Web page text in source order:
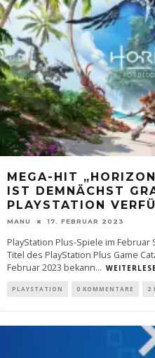
MEGA-HIT
IST DEMNÄCHST
PLAYSTATION
MANU 17. FEBRUAR 2023
PlayStation Plus-Spiele im
Titel des PlayStation Plus Game
Februar 2023 bekann...
PLAYSTATION 0 KOMMENTARE 2